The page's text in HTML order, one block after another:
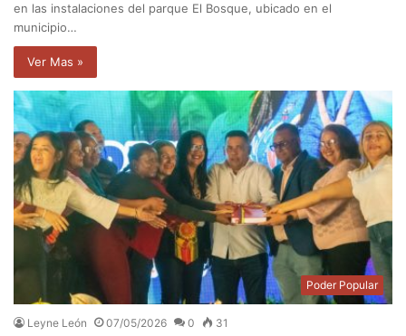
en las instalaciones del parque El Bosque, ubicado en el
municipio…
Ver Mas »
Poder Popular
Leyne León 07/05/2026 0 31